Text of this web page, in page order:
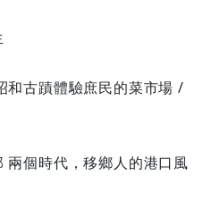
和古蹟體驗庶民的菜市場 /
兩個時代，移鄉人的港口風